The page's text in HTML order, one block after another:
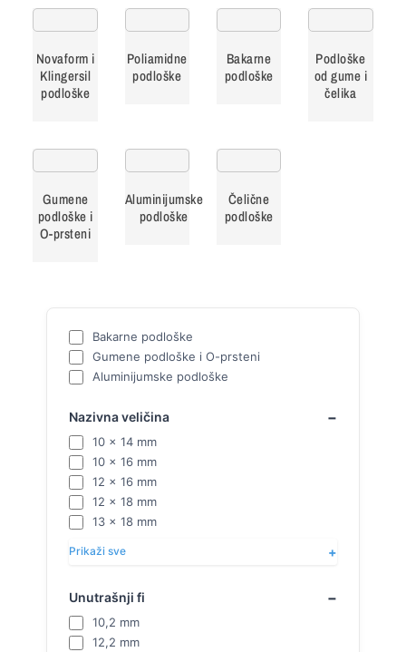
Novaform i
Klingersil
podloške
Poliamidne
podloške
Bakarne
podloške
Podloške
od gume i
čelika
Gumene
podloške i
O-prsteni
Aluminijumske
podloške
Čelične
podloške
Bakarne podloške
Gumene podloške i O-prsteni
Aluminijumske podloške
Nazivna veličina
10 x 14 mm
10 x 16 mm
12 x 16 mm
12 x 18 mm
13 x 18 mm
Prikaži sve
Unutrašnji fi
10,2 mm
12,2 mm